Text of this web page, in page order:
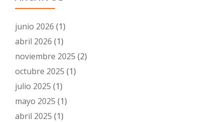
junio 2026 (1)
abril 2026 (1)
noviembre 2025 (2)
octubre 2025 (1)
julio 2025 (1)
mayo 2025 (1)
abril 2025 (1)